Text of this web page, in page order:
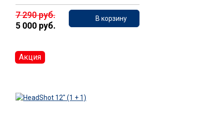
7 290 руб.
5 000 руб.
В корзину
Акция